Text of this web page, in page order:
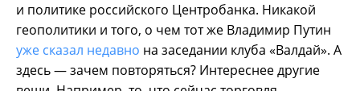
и политике российского Центробанка. Никакой
геополитики и того, о чем тот же Владимир Путин
уже сказал недавно на заседании клуба «Валдай». А
здесь — зачем повторяться? Интереснее другие